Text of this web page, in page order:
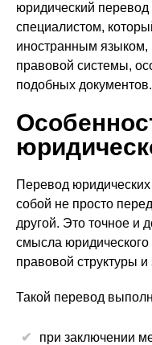
юридический
специалистом,
иностранным языком,
правовой системы,
подобных документов.
Перевод
собой не просто
другой. Это точное и
смысла юридического
правовой структуры
Такой перевод
при заключении